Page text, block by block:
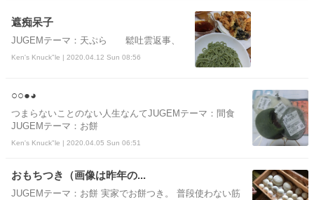
遮痴呆子
JUGEMテーマ：天ぷら 鬆吐雲返事、
Ken's Knuck"le | 2020.04.12 Sun 08:56
○○●◕
つまらないことのない人生なんてJUGEMテーマ：間食
JUGEMテーマ：お餅
Ken's Knuck"le | 2020.04.05 Sun 06:51
おもちつき（画像は昨年の...
JUGEMテーマ：お餅 実家でお餅つき。 普段使わない筋